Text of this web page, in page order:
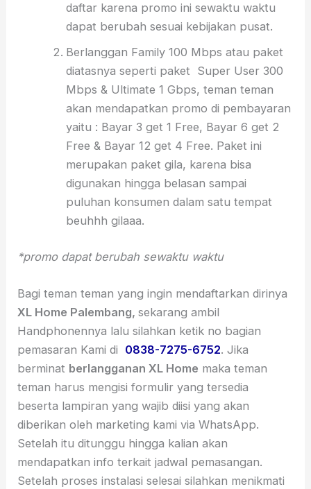
daftar karena promo ini sewaktu waktu
dapat berubah sesuai kebijakan pusat.
Berlanggan Family 100 Mbps atau paket
diatasnya seperti paket Super User 300
Mbps & Ultimate 1 Gbps, teman teman
akan mendapatkan promo di pembayaran
yaitu : Bayar 3 get 1 Free, Bayar 6 get 2
Free & Bayar 12 get 4 Free. Paket ini
merupakan paket gila, karena bisa
digunakan hingga belasan sampai
puluhan konsumen dalam satu tempat
beuhhh gilaaa.
*promo dapat berubah sewaktu waktu
Bagi teman teman yang ingin mendaftarkan dirinya
XL Home Palembang,sekarang ambil
Handphonennya lalu silahkan ketik no bagian
pemasaran Kami di 0838-7275-6752. Jika
berminat berlangganan XL Home maka teman
teman harus mengisi formulir yang tersedia
beserta lampiran yang wajib diisi yang akan
diberikan oleh marketing kami via WhatsApp.
Setelah itu ditunggu hingga kalian akan
mendapatkan info terkait jadwal pemasangan.
Setelah proses instalasi selesai silahkan menikmati